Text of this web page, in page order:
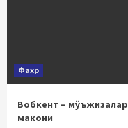
Фахр
Вобкент – мўъжизалар
макони